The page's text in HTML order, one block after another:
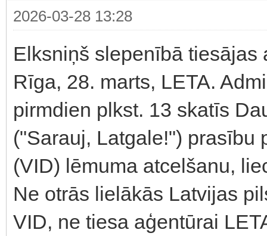
2026-03-28 13:28
Elksniņš slepenībā tiesājas
Rīga, 28. marts, LETA.
pirmdien plkst. 13 skatīs
("Sarauj, Latgale!") prasību
(VID) lēmuma atcelšanu,
Ne otrās lielākās Latvijas
VID, ne tiesa aģentūrai